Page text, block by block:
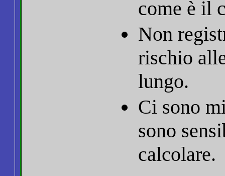
come è il
Non
rischio
lungo.
Ci sono
sono
calcolare.